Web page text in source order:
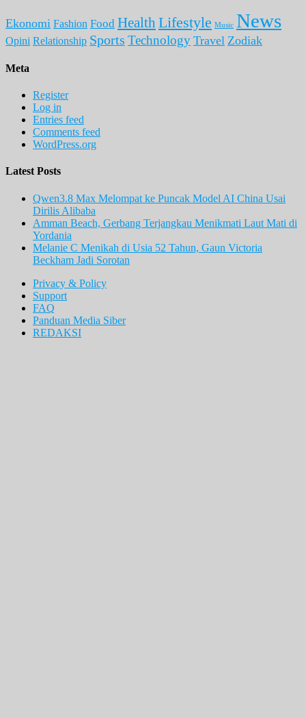
Ekonomi Fashion Food Health Lifestyle Music News
Opini Relationship Sports Technology Travel Zodiak
Meta
Register
Log in
Entries feed
Comments feed
WordPress.org
Latest Posts
Qwen3.8 Max Melompat ke Puncak Model AI China Usai
Dirilis Alibaba
Amman Beach, Gerbang Terjangkau Menikmati Laut Mati di
Yordania
Melanie C Menikah di Usia 52 Tahun, Gaun Victoria
Beckham Jadi Sorotan
Privacy & Policy
Support
FAQ
Panduan Media Siber
REDAKSI